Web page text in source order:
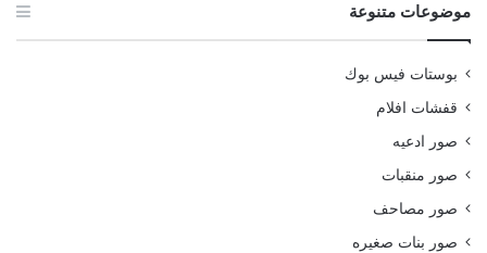
موضوعات متنوعة
بوستات فيس بوك
قفشات افلام
صور ادعيه
صور منقبات
صور مصاحف
صور بنات صغيره